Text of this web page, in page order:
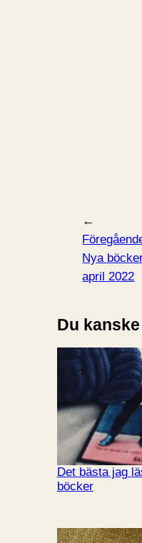
←
Nya
april 2022
Du
Det bästa jag
böcker